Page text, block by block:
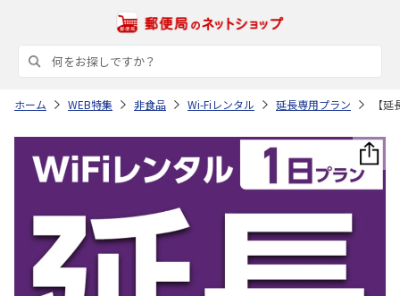
ホーム WEB特集 非食品 Wi-Fiレンタル 延長専用プラン 【